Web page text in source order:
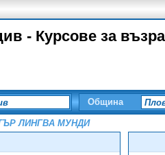
- Курсове за
Община
ЛИНГВА МУНДИ